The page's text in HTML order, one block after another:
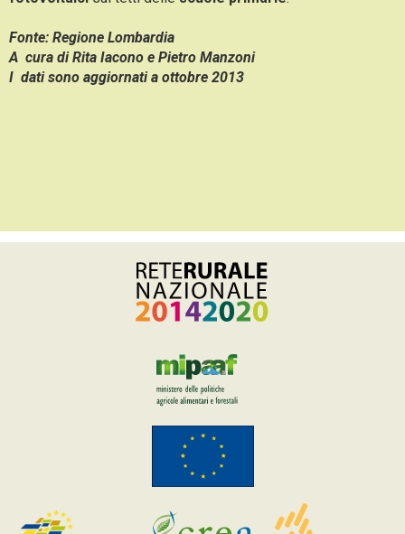
Fonte: Regione Lombardia
A cura di Rita Iacono e Pietro Manzoni
I dati sono aggiornati a ottobre 2013